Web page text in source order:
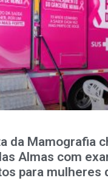
da Mamografia
Almas com
para mulheres